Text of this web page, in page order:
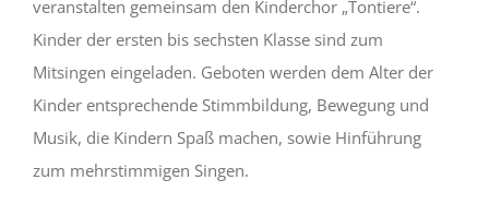
veranstalten gemeinsam den Kinderchor „Tontiere“.
Kinder der ersten bis sechsten Klasse sind zum
Mitsingen eingeladen. Geboten werden dem Alter der
Kinder entsprechende Stimmbildung, Bewegung und
Musik, die Kindern Spaß machen, sowie Hinführung
zum mehrstimmigen Singen.